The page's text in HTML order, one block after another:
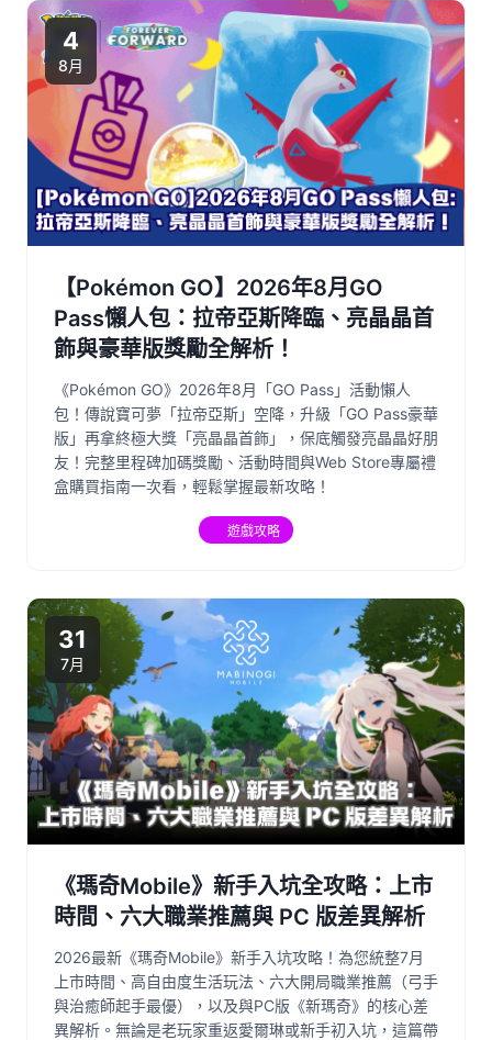
4
8月
【Pokémon GO】2026年8月GO
Pass懶人包：拉帝亞斯降臨、亮晶晶首
飾與豪華版獎勵全解析！
《Pokémon GO》2026年8月「GO Pass」活動懶人
包！傳說寶可夢「拉帝亞斯」空降，升級「GO Pass豪華
版」再拿終極大獎「亮晶晶首飾」，保底觸發亮晶晶好朋
友！完整里程碑加碼獎勵、活動時間與Web Store專屬禮
盒購買指南一次看，輕鬆掌握最新攻略！
遊戲攻略
31
7月
《瑪奇Mobile》新手入坑全攻略：上市
時間、六大職業推薦與 PC 版差異解析
2026最新《瑪奇Mobile》新手入坑攻略！為您統整7月
上市時間、高自由度生活玩法、六大開局職業推薦（弓手
與治癒師起手最優），以及與PC版《新瑪奇》的核心差
異解析。無論是老玩家重返愛爾琳或新手初入坑，這篇帶